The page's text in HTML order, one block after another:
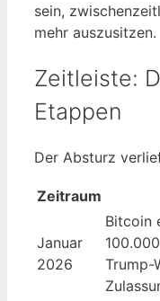
sein,
mehr auszusitzen.
Zeitleiste:
Etappen
Der Absturz
Zeitraum
Januar
2026
Bitcoin
Trump-